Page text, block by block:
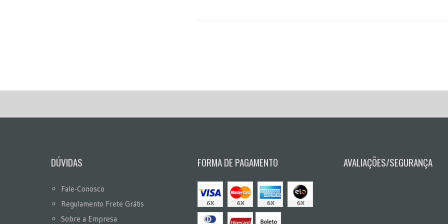
DÚVIDAS
Fale-Conosco
Regulamento Frete Grátis
Sobre a Empresa
FORMA DE PAGAMENTO AVALIAÇÕES/SEGURANÇA